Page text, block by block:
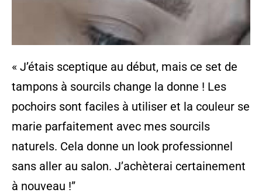
« J’étais sceptique au début, mais ce set de
tampons à sourcils change la donne ! Les
pochoirs sont faciles à utiliser et la couleur se
marie parfaitement avec mes sourcils
naturels. Cela donne un look professionnel
sans aller au salon. J’achèterai certainement
à nouveau !”